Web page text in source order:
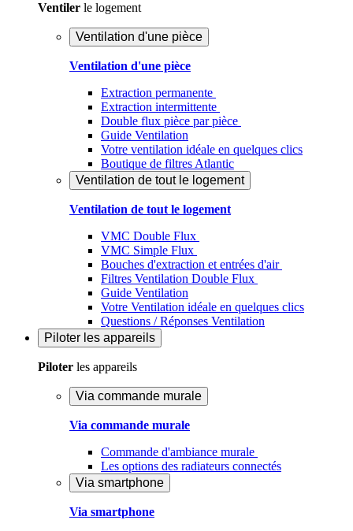
Ventiler le logement
Ventilation d'une pièce
Ventilation d'une pièce
Extraction permanente
Extraction intermittente
Double flux pièce par pièce
Guide Ventilation
Votre ventilation idéale en quelques clics
Boutique de filtres Atlantic
Ventilation de tout le logement
Ventilation de tout le logement
VMC Double Flux
VMC Simple Flux
Bouches d'extraction et entrées d'air
Filtres Ventilation Double Flux
Guide Ventilation
Votre Ventilation idéale en quelques clics
Questions / Réponses Ventilation
Piloter les appareils
Piloter les appareils
Via commande murale
Via commande murale
Commande d'ambiance murale
Les options des radiateurs connectés
Via smartphone
Via smartphone